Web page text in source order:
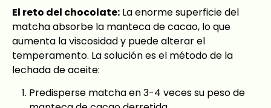
El reto del chocolate: La enorme superficie del
matcha absorbe la manteca de cacao, lo que
aumenta la viscosidad y puede alterar el
temperamento. La solución es el método de la
lechada de aceite:
Predisperse matcha en 3-4 veces su peso de